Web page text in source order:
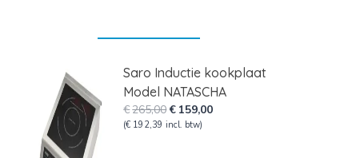
Saro Inductie kookplaat
Model NATASCHA
€265,00Oorspronkelijke
prijs
€ 159,00Huidige
(€ 192,39 incl. btw)